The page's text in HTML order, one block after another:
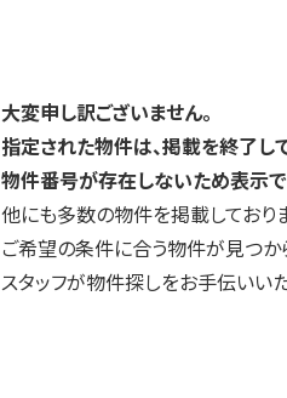
大変申し訳ございません。
指定された物件は、掲載を終了し
物件番号が存在しないため表示で
他にも多数の物件を掲載しており
ご希望の条件に合う物件が見つか
スタッフが物件探しをお手伝いいた